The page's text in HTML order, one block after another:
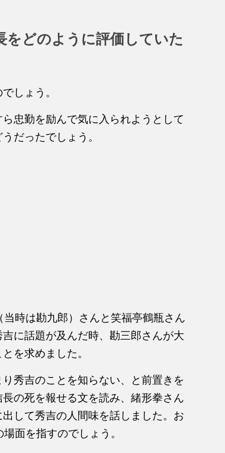
どのように評価していた
しょう。
忠勤を励んで気に入られようとして
だったでしょう。
時は勘九郎）さんと笑福亭鶴瓶さん
に話題が及んだ時、勘三郎さんが大
を求めました。
秀吉のことを知らない、と前置きを
の死を報せる文を読み、緒形拳さん
して秀吉の人間味を話しました。お
面を指すのでしょう。